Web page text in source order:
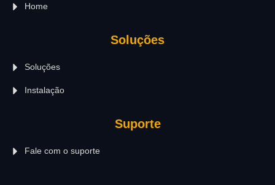
Home
Soluções
Soluções
Instalação
Suporte
Fale com o suporte